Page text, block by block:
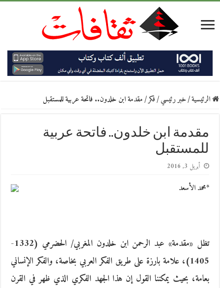
الرئيسية/خبر رئيسي/فكر/مقدمة ابن خلدون.. فاتحة عربية للمستقبل
مقدمة ابن خلدون.. فاتحة عربية
للمستقبل
أبريل 3, 2016
*محمد الأسعد
تظل «مقدمة» عبد الرحمن ابن خلدون المغربي/ الحضرمي (1332-
1405)، علامة بارزة على طريق الفكر العربي بخاصة، والفكر الإنساني
بعامة، بحيث يمكننا القول إن هذا الجهد الفكري الذي ظهر في القرن